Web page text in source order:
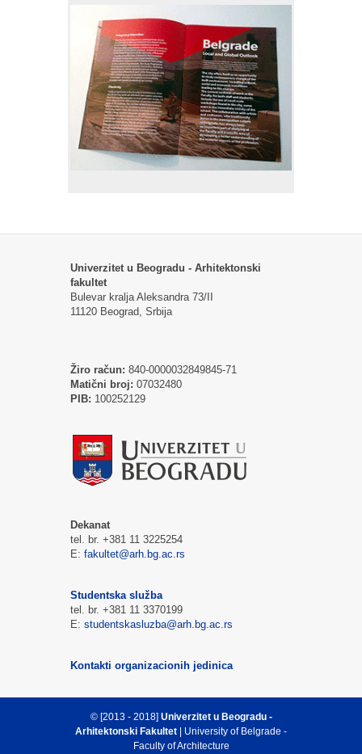
Univerzitet u Beogradu - Arhitektonski
fakultet
Bulevar kralja Aleksandra 73/II
11120 Beograd, Srbija
Žiro račun: 840-0000032849845-71
Matični broj: 07032480
PIB: 100252129
Dekanat
tel. br. +381 11 3225254
E: fakultet@arh.bg.ac.rs
Studentska služba
tel. br. +381 11 3370199
E: studentskasluzba@arh.bg.ac.rs
Kontakti organizacionih jedinica
© [2013 - 2018] Univerzitet u Beogradu -
Arhitektonski Fakultet | University of Belgrade -
Faculty of Architecture